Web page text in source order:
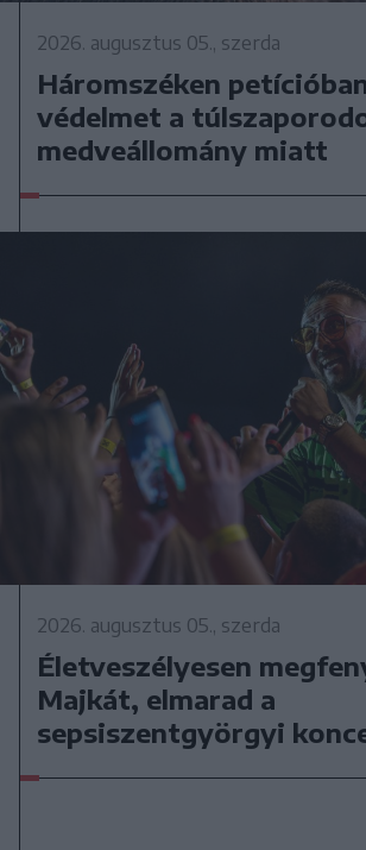
2026. augusztus 05., szerda
Háromszéken
védelmet a
medveállomány miatt
2026. augusztus 05., szerda
Életveszélyesen
Majkát, elmarad a
sepsiszentgyörgyi